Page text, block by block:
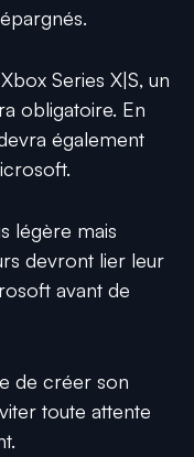
Series X|S, un
obligatoire. En
également
légère mais
devront lier leur
avant de
de créer son
toute attente